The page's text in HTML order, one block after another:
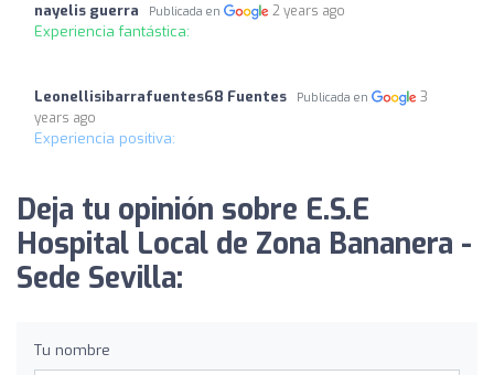
nayelis guerra Publicada en 2 years ago
Experiencia fantástica:
Leonellisibarrafuentes68 Fuentes Publicada en
3
years ago
Experiencia positiva:
Deja tu opinión sobre E.S.E
Hospital Local de Zona Bananera -
Sede Sevilla:
Tu nombre